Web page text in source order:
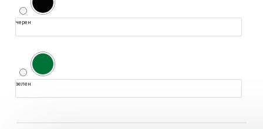
черен
зелен